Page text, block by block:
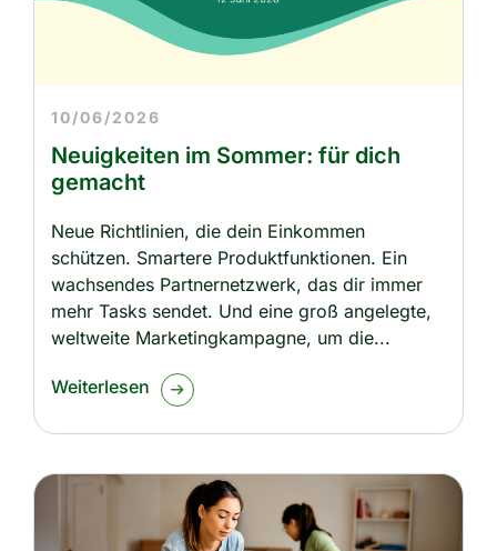
Neuigkeiten im Sommer: für dich
gemacht
10/06/2026
Neue Richtlinien, die dein Einkommen
schützen. Smartere Produktfunktionen. Ein
wachsendes Partnernetzwerk, das dir immer
mehr Tasks sendet. Und eine groß angelegte,
weltweite Marketingkampagne, um die
Weiterlesen